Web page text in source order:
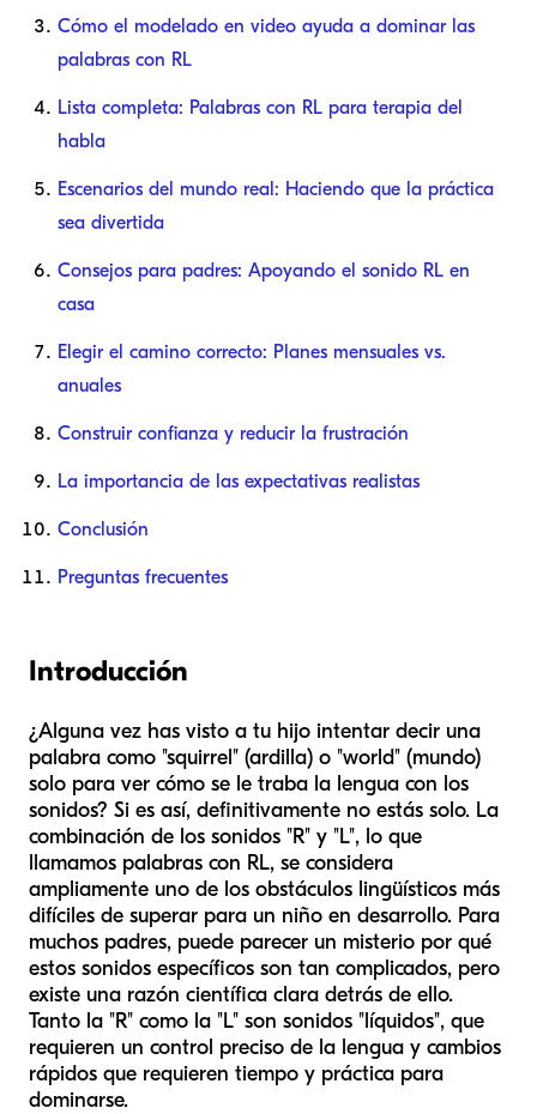
Cómo el modelado en video ayuda a dominar las
palabras con RL
Lista completa: Palabras con RL para terapia del
habla
Escenarios del mundo real: Haciendo que la práctica
sea divertida
Consejos para padres: Apoyando el sonido RL en
casa
Elegir el camino correcto: Planes mensuales vs.
anuales
Construir confianza y reducir la frustración
La importancia de las expectativas realistas
Conclusión
Preguntas frecuentes
Introducción
¿Alguna vez has visto a tu hijo intentar decir una
palabra como "squirrel" (ardilla) o "world" (mundo)
solo para ver cómo se le traba la lengua con los
sonidos? Si es así, definitivamente no estás solo. La
combinación de los sonidos "R" y "L", lo que
llamamos palabras con RL, se considera
ampliamente uno de los obstáculos lingüísticos más
difíciles de superar para un niño en desarrollo. Para
muchos padres, puede parecer un misterio por qué
estos sonidos específicos son tan complicados, pero
existe una razón científica clara detrás de ello.
Tanto la "R" como la "L" son sonidos "líquidos", que
requieren un control preciso de la lengua y cambios
rápidos que requieren tiempo y práctica para
dominarse.